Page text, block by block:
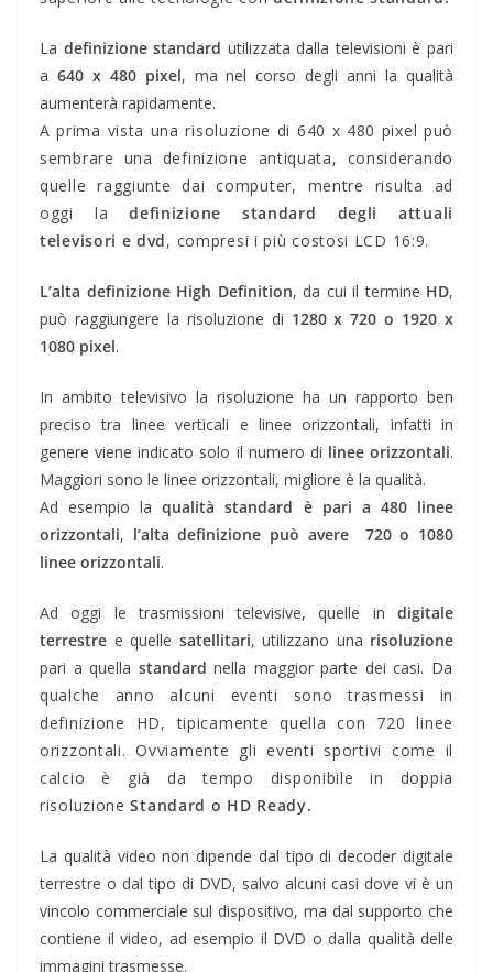
La definizione standard utilizzata dalla televisioni è pari
a 640 x 480 pixel, ma nel corso degli anni la qualità
aumenterà rapidamente.
A prima vista una risoluzione di 640 x 480 pixel può
sembrare una definizione antiquata, considerando
quelle raggiunte dai computer, mentre risulta ad
oggi ladefinizione standard degli attuali
televisori e dvd, compresi i più costosi LCD 16:9.
L’alta definizione High Definition, da cui il termine HD,
può raggiungere la risoluzione di 1280 x 720 o 1920 x
1080 pixel.
In ambito televisivo la risoluzione ha un rapporto ben
preciso tra linee verticali e linee orizzontali, infatti in
genere viene indicato solo il numero di linee orizzontali.
Maggiori sono le linee orizzontali, migliore è la qualità.
Ad esempio laqualità standard è pari a 480 linee
orizzontali, l’alta definizione può avere 720 o 1080
linee orizzontali.
Ad oggi le trasmissioni televisive, quelle in digitale
terrestre e quelle satellitari, utilizzano una risoluzione
pari a quella standardnella maggior parte dei casi. Da
qualche anno alcuni eventi sono trasmessi in
definizione HD, tipicamente quella con 720 linee
orizzontali. Ovviamente gli eventi sportivi come il
calcio è già da tempo disponibile in doppia
risoluzioneStandard o HD Ready.
La qualità video non dipende dal tipo di decoder digitale
terrestre o dal tipo di DVD, salvo alcuni casi dove vi è un
vincolo commerciale sul dispositivo, ma dal supporto che
contiene il video, ad esempio il DVD o dalla qualità delle
immagini trasmesse.